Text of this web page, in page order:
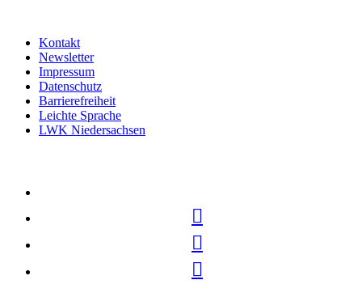
Kontakt
Newsletter
Impressum
Datenschutz
Barrierefreiheit
Leichte Sprache
LWK Niedersachsen